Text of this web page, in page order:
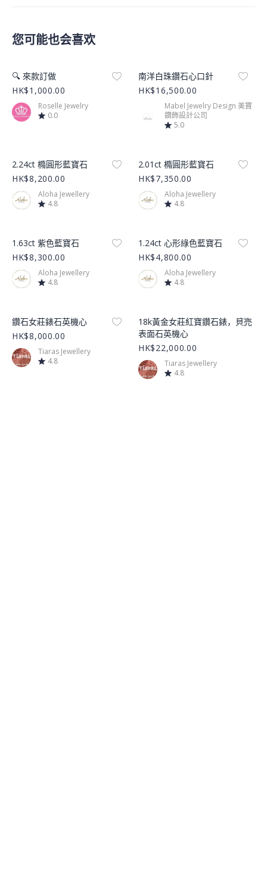
您可能也会喜欢
Product Image
🔍 來款訂做
HK$1,000.00
Roselle Jewelry
0.0
Product Image
南洋白珠鑽石心口針
HK$16,500.00
Mabel Jewelry Design 美寶
鑽飾設計公司
5.0
Product Image
2.24ct 橢圓形藍寶石
HK$8,200.00
Aloha Jewellery
4.8
Product Image
2.01ct 橢圓形藍寶石
HK$7,350.00
Aloha Jewellery
4.8
Product Image
1.63ct 紫色藍寶石
HK$8,300.00
Aloha Jewellery
4.8
Product Image
1.24ct 心形綠色藍寶石
HK$4,800.00
Aloha Jewellery
4.8
Product Image
鑽石女莊錶石英機心
HK$8,000.00
Tiaras Jewellery
4.8
Product Image
18k黃金女莊紅寶鑽石錶，貝売
表面石英機心
HK$22,000.00
Tiaras Jewellery
4.8